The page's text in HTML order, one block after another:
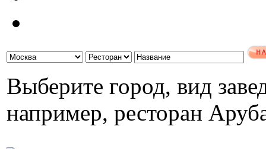
Выберите город, вид
например, ресторан